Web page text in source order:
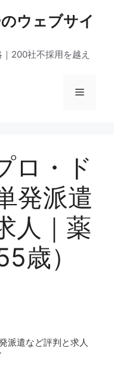
ウェブサイ
200社不採用を越え
メ
ュ
ー
ロ・ド
発派遣
人｜薬
歳）
派遣など評判と求人